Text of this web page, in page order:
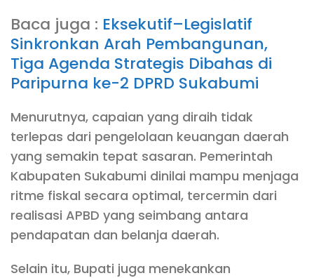
Baca juga : Eksekutif–Legislatif
Sinkronkan Arah Pembangunan,
Tiga Agenda Strategis Dibahas di
Paripurna ke-2 DPRD Sukabumi
Menurutnya, capaian yang diraih tidak
terlepas dari pengelolaan keuangan daerah
yang semakin tepat sasaran. Pemerintah
Kabupaten Sukabumi dinilai mampu menjaga
ritme fiskal secara optimal, tercermin dari
realisasi APBD yang seimbang antara
pendapatan dan belanja daerah.
Selain itu, Bupati juga menekankan